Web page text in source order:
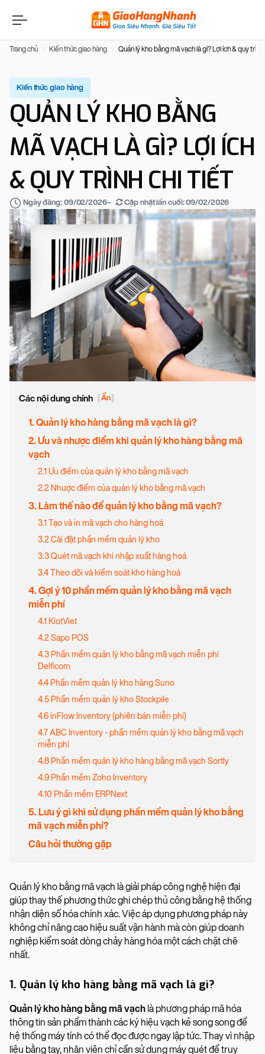
Trang chủ Kiến thức giao hàng Quản lý kho bằng mã vạch là gì? Lợi ích & quy
Kiến thức giao hàng
QUẢN LÝ KHO BẰNG
MÃ VẠCH LÀ GÌ? LỢI ÍCH
& QUY TRÌNH CHI TIẾT
Ngày đăng: 09/02/2026– Cập nhật lần cuối:09/02/2026
Các nội dung chính [Ẩn]
1. Quản lý kho hàng bằng mã vạch là gì?
2. Ưu và nhược điểm khi quản lý kho hàng bằng mã
vạch
2.1 Ưu điểm của quản lý kho bằng mã vạch
2.2 Nhược điểm của quản lý kho bằng mã vạch
3. Làm thế nào để quản lý kho bằng mã vạch?
3.1 Tạo và in mã vạch cho hàng hoá
3.2 Cài đặt phần mềm quản lý kho
3.3 Quét mã vạch khi nhập xuất hàng hoá
3.4 Theo dõi và kiểm soát kho hàng hoá
4. Gợi ý 10 phần mềm quản lý kho bằng mã vạch
miễn phí
4.1 KiotViet
4.2 Sapo POS
4.3 Phần mềm quản lý kho bằng mã vạch miễn phí
Delficom
4.4 Phần mềm quản lý kho hàng Suno
4.5 Phần mềm quản lý kho Stockpile
4.6 inFlow Inventory (phiên bản miễn phí)
4.7 ABC Inventory - phần mềm quản lý kho bằng mã vạch
miễn phí
4.8 Phần mềm quản lý kho hàng bằng mã vạch Sortly
4.9 Phần mềm Zoho Inventory
4.10 Phần mềm ERPNext
5. Lưu ý gì khi sử dụng phần mềm quản lý kho bằng
mã vạch miễn phí?
Câu hỏi thường gặp
Quản lý kho bằng mã vạch là giải pháp công nghệ hiện đại
giúp thay thế phương thức ghi chép thủ công bằng hệ thống
nhận diện số hóa chính xác. Việc áp dụng phương pháp này
không chỉ nâng cao hiệu suất vận hành mà còn giúp doanh
nghiệp kiểm soát dòng chảy hàng hóa một cách chặt chẽ
nhất.
1. Quản lý kho hàng bằng mã vạch là gì?
Quản lý kho hàng bằng mã vạch là phương pháp mã hóa
thông tin sản phẩm thành các ký hiệu vạch kẻ song song để
hệ thống máy tính có thể đọc được ngay lập tức. Thay vì nhập
liệu bằng tay, nhân viên chỉ cần sử dụng máy quét để truy